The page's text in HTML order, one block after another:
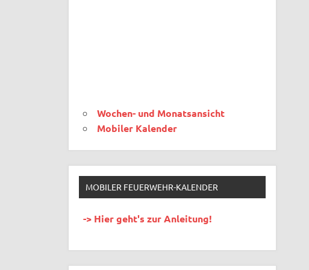
Wochen- und Monatsansicht
Mobiler Kalender
MOBILER FEUERWEHR-KALENDER
-> Hier geht's zur Anleitung!